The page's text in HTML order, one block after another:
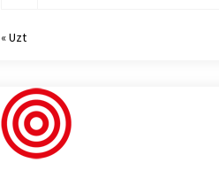
« Uzt